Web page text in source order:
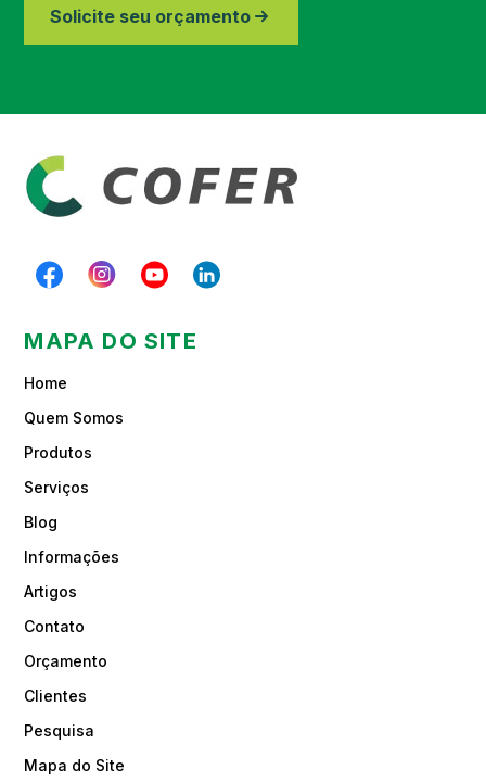
Região de Piracicaba
Solicite seu orçamento
MAPA DO SITE
Home
Quem Somos
Produtos
Serviços
Blog
Informações
Artigos
Contato
Orçamento
Clientes
Pesquisa
Mapa do Site